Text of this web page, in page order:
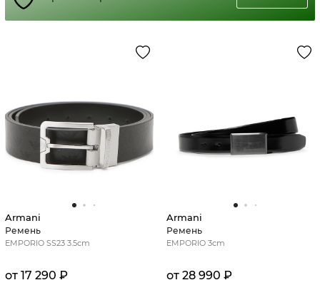
Armani
Ремень
EMPORIO SS23 3.5cm
от 17 290 ₽
Armani
Ремень
EMPORIO 3cm
от 28 990 ₽